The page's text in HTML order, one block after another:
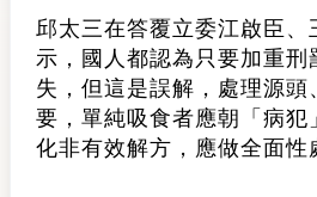
邱太三在答覆立委江啟臣、
示，國人都認為只要加重刑
失，但這是誤解，處理源頭
要，單純吸食者應朝「病犯
化非有效解方，應做全面性